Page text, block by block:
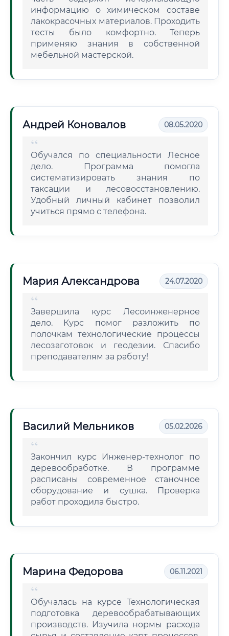
информацию о химическом составе
лакокрасочных материалов. Проходить
тесты было комфортно. Теперь
применяю знания в собственной
мебельной мастерской.
Андрей Коновалов 08.05.2020
Обучался по специальности Лесное
дело. Программа помогла
систематизировать знания по
таксации и лесовосстановлению.
Удобный личный кабинет позволил
учиться прямо с телефона.
Мария Александрова 24.07.2020
Завершила курс Лесоинженерное
дело. Курс помог разложить по
полочкам технологические процессы
лесозаготовок и геодезии. Спасибо
преподавателям за работу!
Василий Мельников 05.02.2026
Закончил курс Инженер-технолог по
деревообработке. В программе
расписаны современное станочное
оборудование и сушка. Проверка
работ проходила быстро.
Марина Федорова 06.11.2021
Обучалась на курсе Технологическая
подготовка деревообрабатывающих
производств. Изучила нормы расхода